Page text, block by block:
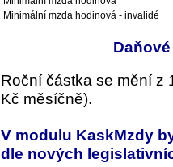
Minimální mzda hodinová - invalidé
Roční částka se mění z
Kč měsíčně).
V modulu KaskMzdy
dle nových